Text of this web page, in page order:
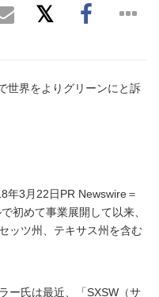
世界をよりグリーンにと訴
年3月22日PR Newswire＝
初めて事業展開して以来、
ッツ州、テキサス州を含む
ー氏は最近、「SXSW（サ